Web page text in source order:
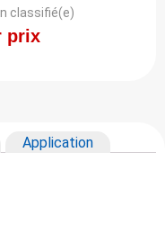
classifié(e)
prix
Application